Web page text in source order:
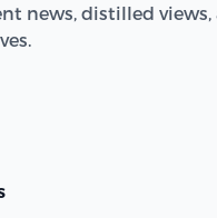
news, distilled